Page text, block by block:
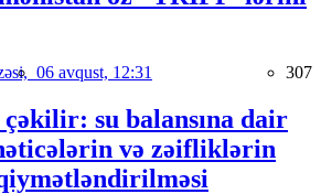
06 avqust, 12:31 307
su balansına dair
və zəifliklərin